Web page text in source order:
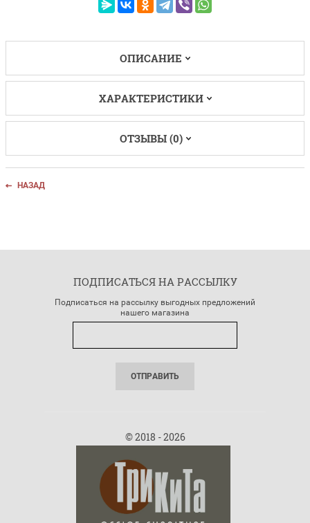
ОПИСАНИЕ
ХАРАКТЕРИСТИКИ
ОТЗЫВЫ (0)
НАЗАД
ПОДПИСАТЬСЯ НА РАССЫЛКУ
Подписаться на рассылку выгодных предложений
нашего магазина
ОТПРАВИТЬ
© 2018 - 2026